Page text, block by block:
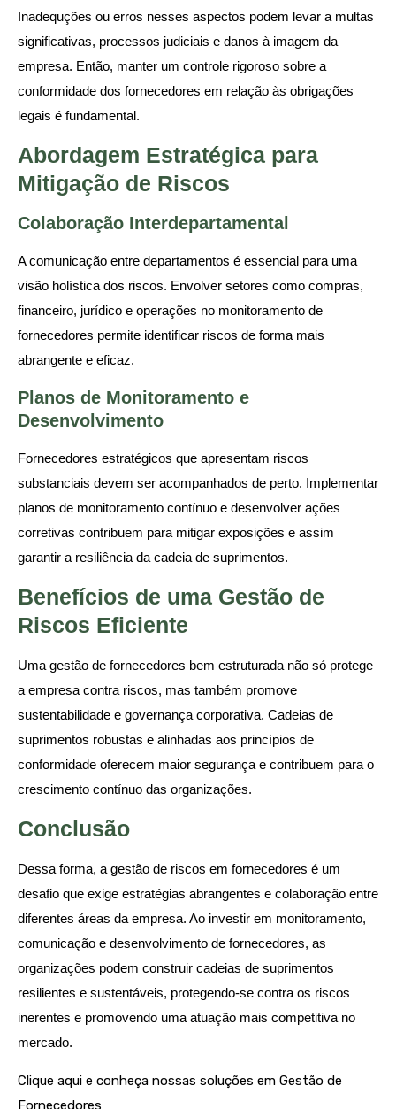
Inadequções ou erros nesses aspectos podem levar a multas
significativas, processos judiciais e danos à imagem da
empresa. Então, manter um controle rigoroso sobre a
conformidade dos fornecedores em relação às obrigações
legais é fundamental.
Abordagem Estratégica para
Mitigação de Riscos
Colaboração Interdepartamental
A comunicação entre departamentos é essencial para uma
visão holística dos riscos. Envolver setores como compras,
financeiro, jurídico e operações no monitoramento de
fornecedores permite identificar riscos de forma mais
abrangente e eficaz.
Planos de Monitoramento e
Desenvolvimento
Fornecedores estratégicos que apresentam riscos
substanciais devem ser acompanhados de perto. Implementar
planos de monitoramento contínuo e desenvolver ações
corretivas contribuem para mitigar exposições e assim
garantir a resiliência da cadeia de suprimentos.
Benefícios de uma Gestão de
Riscos Eficiente
Uma gestão de fornecedores bem estruturada não só protege
a empresa contra riscos, mas também promove
sustentabilidade e governança corporativa. Cadeias de
suprimentos robustas e alinhadas aos princípios de
conformidade oferecem maior segurança e contribuem para o
crescimento contínuo das organizações.
Conclusão
Dessa forma, a gestão de riscos em fornecedores é um
desafio que exige estratégias abrangentes e colaboração entre
diferentes áreas da empresa. Ao investir em monitoramento,
comunicação e desenvolvimento de fornecedores, as
organizações podem construir cadeias de suprimentos
resilientes e sustentáveis, protegendo-se contra os riscos
inerentes e promovendo uma atuação mais competitiva no
mercado.
Clique aqui e conheça nossas soluções em Gestão de
Fornecedores